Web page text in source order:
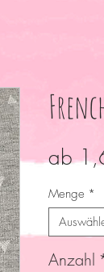
ab
Menge *
Anzahl